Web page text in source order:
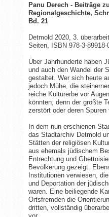
Panu Derech - Beiträge
Regionalgeschichte,
Bd. 21
Detmold 2020, 3.
Seiten, ISBN 978-3-
Über Jahrhunderte haben
und auch den Wandel der
gestaltet. Wer sich heute
jedoch Mühe, die
reiche Kulturerbe vor
könnten, denn der größte
zerstört oder deren Spuren
In dem nun erschienen
das Stadtarchiv Detmold
Stätten der religiösen
aus ehemals jüdischem
Entrechtung und
Bevölkerung gezeigt.
Institutionen verwiesen,
und Deportation der
waren. Eine beiliegende
Ortsfremden die
dritten, vollständig